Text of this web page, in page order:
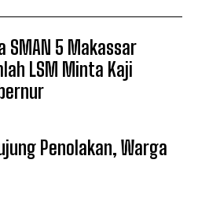
SMAN 5 Makassar
LSM Minta Kaji
Penolakan, Warga